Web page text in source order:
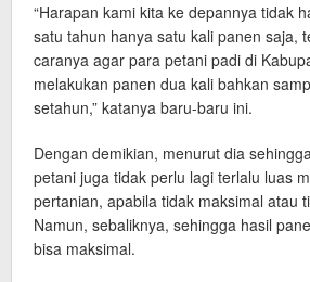
“Harapan kami kita ke depannya tidak
satu tahun hanya satu kali panen saja,
caranya agar para petani padi di
melakukan panen dua kali bahkan
setahun,” katanya baru-baru ini.
Dengan demikian, menurut dia
petani juga tidak perlu lagi terlalu luas
pertanian, apabila tidak maksimal atau
Namun, sebaliknya, sehingga hasil
bisa maksimal.